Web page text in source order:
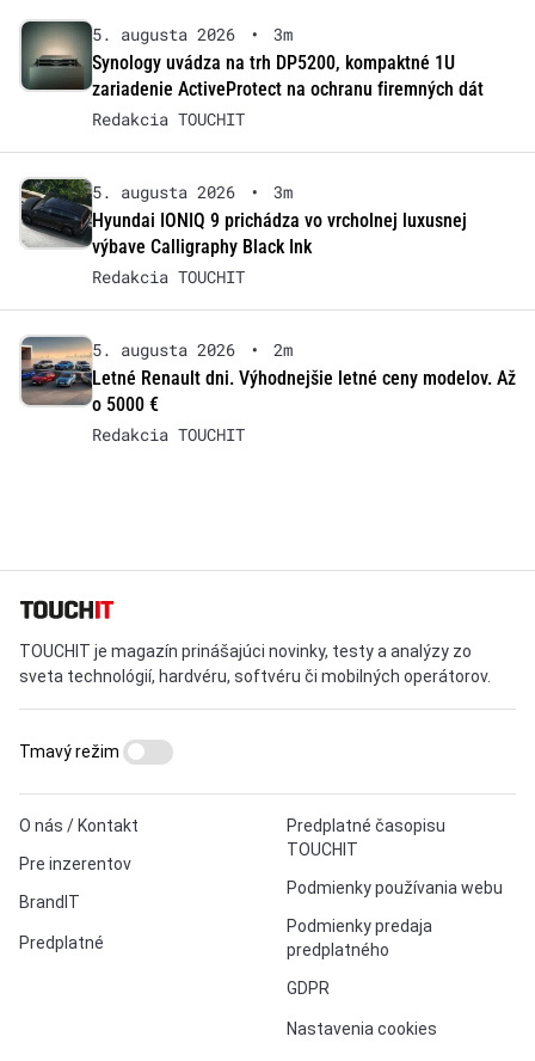
5. augusta 2026 •
3m
Synology uvádza na trh DP5200, kompaktné 1U
zariadenie ActiveProtect na ochranu firemných dát
Redakcia TOUCHIT
5. augusta 2026 •
3m
Hyundai IONIQ 9 prichádza vo vrcholnej luxusnej
výbave Calligraphy Black Ink
Redakcia TOUCHIT
5. augusta 2026 •
2m
Letné Renault dni. Výhodnejšie letné ceny modelov. Až
o 5000 €
Redakcia TOUCHIT
TOUCHIT je magazín prinášajúci novinky, testy a analýzy zo
sveta technológií, hardvéru, softvéru či mobilných operátorov.
O nás / Kontakt
Pre inzerentov
BrandIT
Predplatné
Predplatné časopisu
TOUCHIT
Podmienky používania webu
Podmienky predaja
predplatného
GDPR
Nastavenia cookies
Tmavý režim